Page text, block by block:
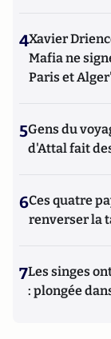
4Xavier
Mafia ne
Paris et
5Gens du
d'Attal fait
6Ces quatre
renverser la
7Les singes
: plongée